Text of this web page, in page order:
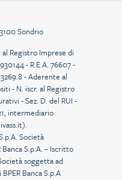
Sondrio
al Registro Imprese di
- R.E.A. 76607 -
- Aderente al
- N. iscr. al Registro
- Sez. D. del RUI -
intermediario
).
Società
S.p.A. – Iscritto
soggetta ad
Banca S.p.A